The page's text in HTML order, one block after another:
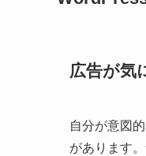
広告が気
自分が意図
があります